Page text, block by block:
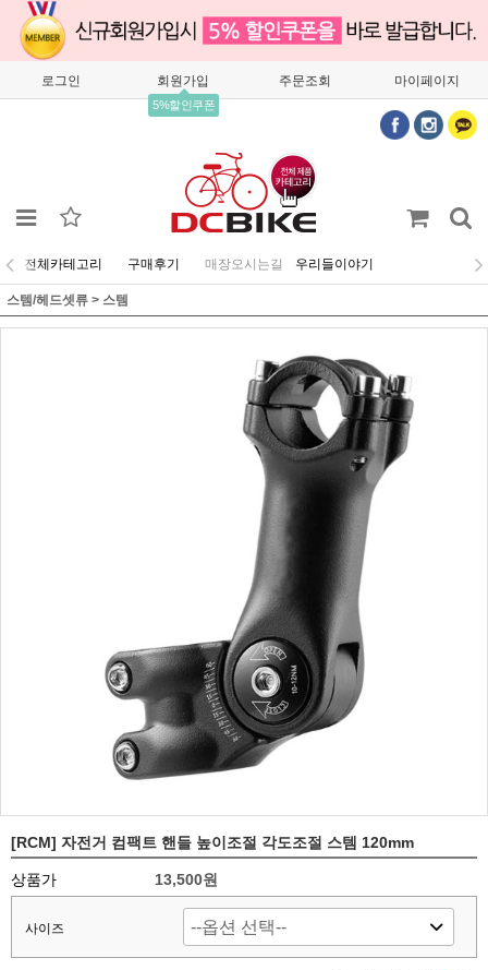
로그인 회원가입
5%할인쿠폰
주문조회 마이페이지
전체카테고리 구매후기 매장오시는길 우리들이야기
스템/헤드셋류 > 스템
[RCM] 자전거 컴팩트 핸들 높이조절 각도조절 스템 120mm
상품가 13,500원
사이즈